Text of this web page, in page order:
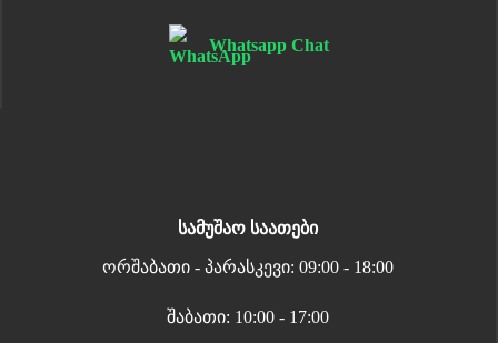
Whatsapp Chat
სამუშაო საათები
ორშაბათი - პარასკევი: 09:00 - 18:00
შაბათი: 10:00 - 17:00